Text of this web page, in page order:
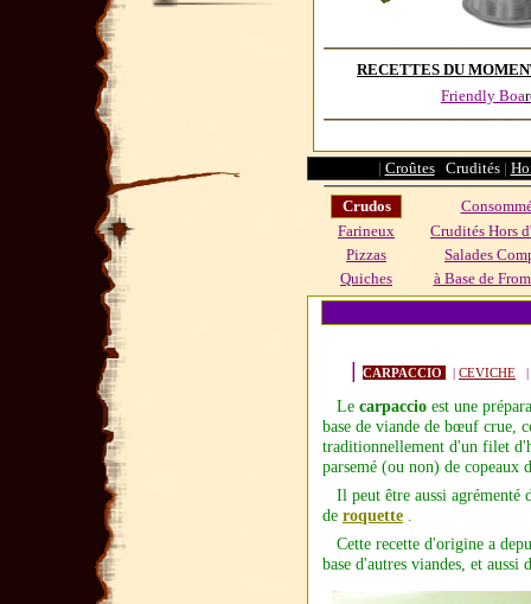
RECETTES DU MOME
Friendly Boar
| Croûtes Crudités|
Crudos
Farineux
Crudités Hors
Pizzas
Salades
Quiches
à Base de
CARPACCIO | CEVICHE
Le carpaccio est une
base de viande de bœuf crue,
traditionnellement d'un filet d'
parsemé (ou non) de copeaux
Il peut être aussi agrémenté
de roquette
Cette recette d'origine a
base d'autres viandes, et